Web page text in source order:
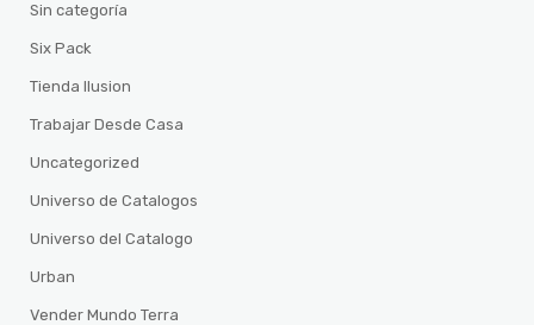
Sin categoría
Six Pack
Tienda Ilusion
Trabajar Desde Casa
Uncategorized
Universo de Catalogos
Universo del Catalogo
Urban
Vender Mundo Terra